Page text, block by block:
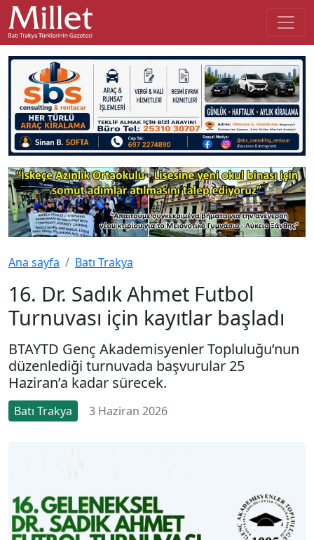
Ana sayfa Batı Trakya
16. Dr. Sadık Ahmet Futbol
Turnuvası için kayıtlar başladı
BTAYTD Genç Akademisyenler Topluluğu’nun
düzenlediği turnuvada başvurular 25
Haziran’a kadar sürecek.
Batı Trakya 3 Haziran 2026